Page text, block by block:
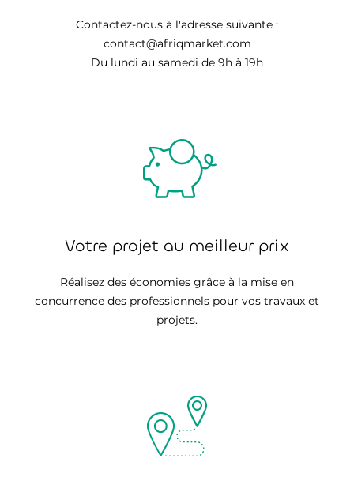
Contactez-nous à l'adresse suivante :
contact@afriqmarket.com
Du lundi au samedi de 9h à 19h
Votre projet au meilleur prix
Réalisez des économies grâce à la mise en
concurrence des professionnels pour vos travaux et
projets.